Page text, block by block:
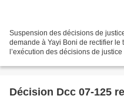
Suspension des décisions de
demande à Yayi Boni de rectifier
l’exécution des décisions de
Décision Dcc 07-125